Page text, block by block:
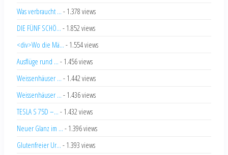
Was verbraucht ... - 1.378 views
DIE FÜNF SCHÖ... - 1.852 views
<div>Wo die Mä... - 1.554 views
Ausflüge rund ... - 1.456 views
Weissenhäuser ... - 1.442 views
Weissenhäuser ... - 1.436 views
TESLA S 75D –... - 1.432 views
Neuer Glanz im ... - 1.396 views
Glutenfreier Ur... - 1.393 views